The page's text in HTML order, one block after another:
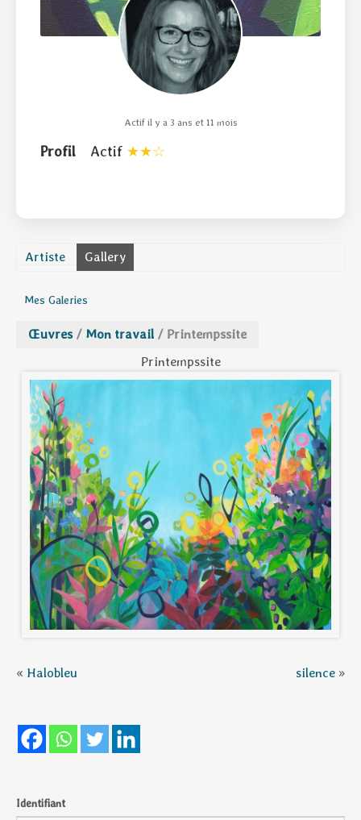
Actif il y a 3 ans et 11 mois
Profil Actif
Artiste Gallery
Mes Galeries
Œuvres / Mon travail / Printempssite
Printempssite
« Halobleu silence »
Identifiant